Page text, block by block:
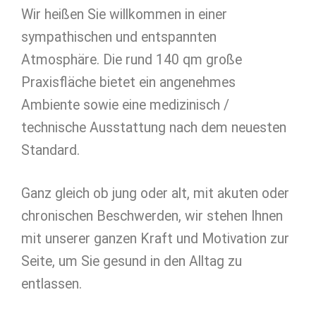
Wir heißen Sie willkommen in einer
sympathischen und entspannten
Atmosphäre. Die rund 140 qm große
Praxisfläche bietet ein angenehmes
Ambiente sowie eine medizinisch /
technische Ausstattung nach dem neuesten
Standard.
Ganz gleich ob jung oder alt, mit akuten oder
chronischen Beschwerden, wir stehen Ihnen
mit unserer ganzen Kraft und Motivation zur
Seite, um Sie gesund in den Alltag zu
entlassen.